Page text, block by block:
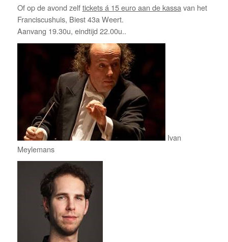
Of op de avond zelftickets á 15 euro aan de kassavan het
Franciscushuis, Biest 43a Weert.
Aanvang 19.30u, eindtijd 22.00u..
Ivan
Meylemans